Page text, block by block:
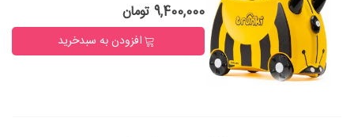
9,400,000 تومان
افزودن به سبدخرید